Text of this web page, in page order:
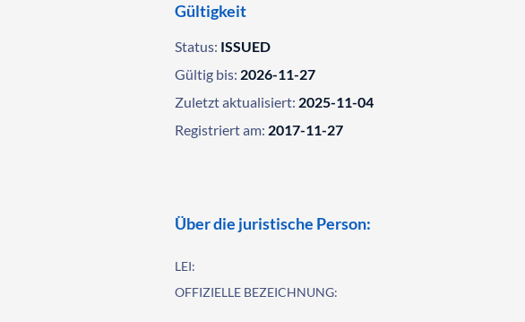
Gültigkeit
Status: ISSUED
Gültig bis: 2026-11-27
Zuletzt aktualisiert: 2025-11-04
Registriert am: 2017-11-27
Über die juristische Person:
LEI:
OFFIZIELLE BEZEICHNUNG: